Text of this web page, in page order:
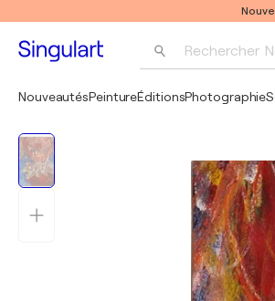
Rechercher
NouveautésPeintureÉditionsPhotographie